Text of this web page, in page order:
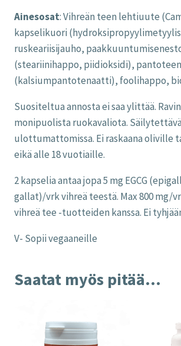
Ainesosat: Vihreän teen lehtiuute
kapselikuori
ruskeariisijauho,
(steariinihappo, piidioksidi),
(kalsiumpantotenaatti), foolihappo,
Suositeltua annosta ei saa ylittää.
monipuolista ruokavaliota.
ulottumattomissa. Ei raskaana oliville
eikä alle 18 vuotiaille.
2 kapselia antaa jopa 5 mg EGCG
gallat)/vrk vihreä teestä. Max 800 mg/
vihreä tee -tuotteiden kanssa. Ei
V- Sopii vegaaneille
Saatat myös pitää...